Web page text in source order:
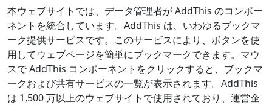
本ウェブサイトでは、データ管理者が AddThis のコンポー
ネントを統合しています。AddThis は、いわゆるブックマ
ーク提供サービスです。このサービスにより、ボタンを使
用してウェブページを簡単にブックマークできます。マウ
スで AddThis コンポーネントをクリックすると、ブックマ
ークおよび共有サービスの一覧が表示されます。AddThis
は 1,500 万以上のウェブサイトで使用されており、運営企